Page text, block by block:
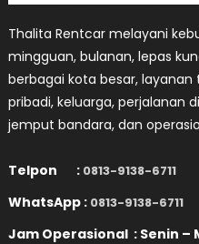
Thalita Rentcar melayani
mingguan, bulanan, lepas
berbagai kota besar,
pribadi, keluarga, perjalanan
jemput bandara, dan
Telpon : 0813-9138-6711
WhatsApp : 0813-9138-6711
Jam Operasional : Senin –